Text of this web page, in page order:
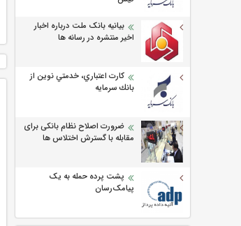
بیانیه بانک ملت درباره اخبار
اخیر منتشره در رسانه ها
كارت اعتباري، خدمتي نوين از
بانك سرمايه
ضرورت اصلاح نظام بانکی برای
مقابله با گسترش اختلاس ها
پشت پرده حمله به یک
پیامک‌رسان